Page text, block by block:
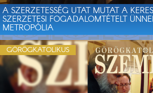
A SZERZETESSÉG UTAT MUTAT A
SZERZETESI FOGADALOMTÉTELT
METROPÓLIA
GÖRÖGKATOLIKUS